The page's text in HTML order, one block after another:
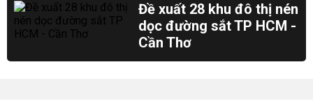
Đề xuất 28 khu đô thị nén
dọc đường sắt TP HCM -
Cần Thơ